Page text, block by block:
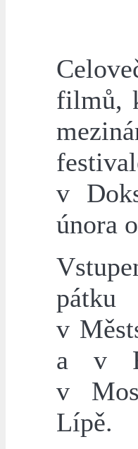
filmů,
v
února
v
a v
v
Lípě.